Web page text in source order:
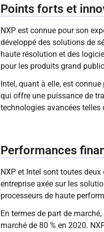
Points forts et
NXP est connue pour son
développé des solutions de
haute résolution et des
pour les produits grand
Intel, quant à elle, est
qui offre une puissance de
technologies avancées telles
Performances
NXP et Intel sont toutes
entreprise axée sur les
processeurs de haute
En termes de part de
marché de 80 % en 2020.